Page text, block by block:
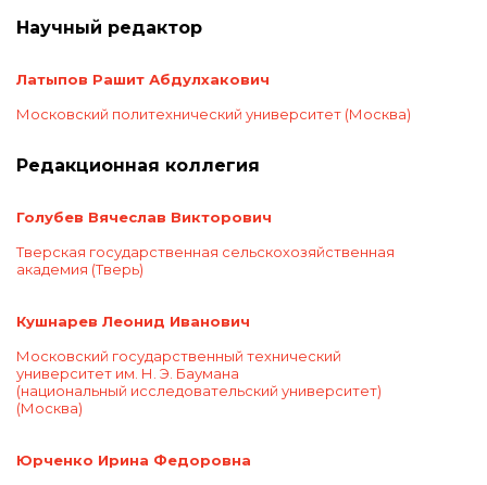
Научный редактор
Латыпов Рашит Абдулхакович
Московский политехнический университет (Москва)
Редакционная коллегия
Голубев Вячеслав Викторович
Тверская государственная сельскохозяйственная
академия (Тверь)
Кушнарев Леонид Иванович
Московский государственный технический
университет им. Н. Э. Баумана
(национальный исследовательский университет)
(Москва)
Юрченко Ирина Федоровна